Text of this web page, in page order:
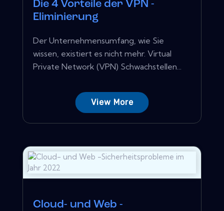
Die 4 Vorteile der VPN -
Eliminierung
Der Unternehmensumfang, wie Sie
wissen, existiert es nicht mehr. Virtual
Private Network (VPN) Schwachstellen...
View More
Cloud- und Web -